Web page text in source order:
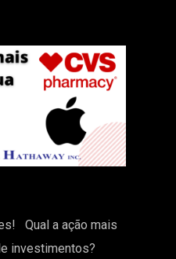
Qual a ação mais
investimentos?